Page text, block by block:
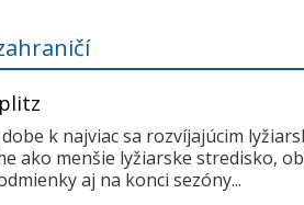
k najviac sa rozvíjajúcim
ako menšie lyžiarske stredisko,
aj na konci sezóny...